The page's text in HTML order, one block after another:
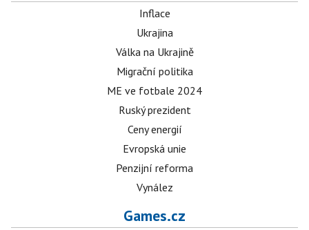
Inflace
Ukrajina
Válka na Ukrajině
Migrační politika
ME ve fotbale 2024
Ruský prezident
Ceny energií
Evropská unie
Penzijní reforma
Vynález
Games.cz